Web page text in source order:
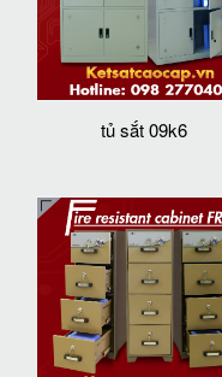
tủ sắt 09k6